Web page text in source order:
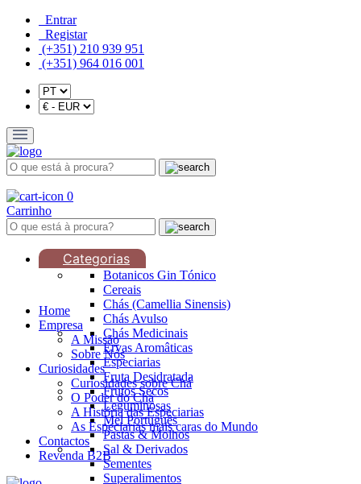
Entrar
Registar
(+351) 210 939 951
(+351) 964 016 001
0
Carrinho
Categorias
Botanicos Gin Tónico
Cereais
Chás (Camellia Sinensis)
Chás Avulso
Chás Medicinais
Ervas Aromâticas
Especiarias
Fruta Desidratada
Frutos Secos
Leguminosas
Mel Português
Pastas & Molhos
Sal & Derivados
Sementes
Superalimentos
Home
Empresa
A Missão
Sobre Nós
Curiosidades
Curiosidades sobre Chá
O Poder do Chá
A História das Especiarias
As Especiarias mais caras do Mundo
Contactos
Revenda B2B